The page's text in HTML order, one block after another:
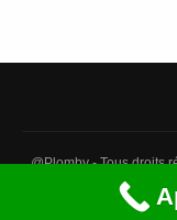
@Plomby - Tous droits
Débouchage